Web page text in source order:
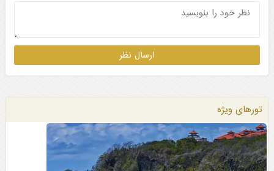
تورهای ویژه